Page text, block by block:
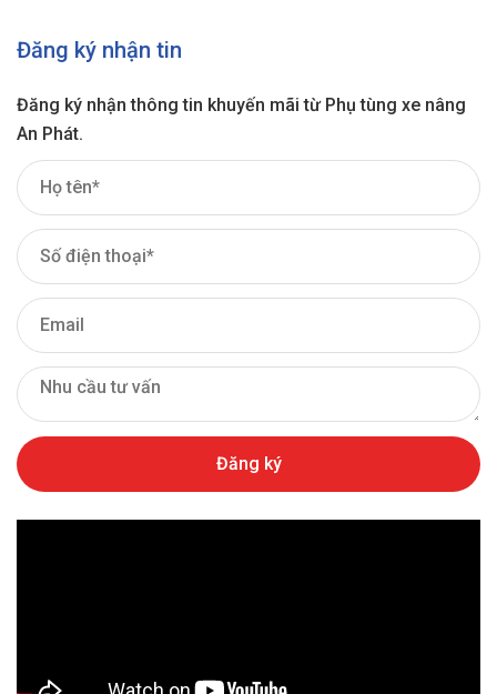
Đăng ký nhận tin
Đăng ký nhận thông tin khuyến mãi từ Phụ tùng xe nâng
An Phát.